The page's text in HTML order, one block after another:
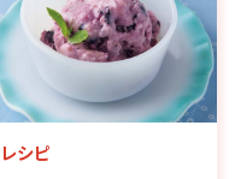
レシピ